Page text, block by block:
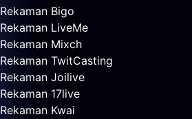
Rekaman Bigo
Rekaman LiveMe
Rekaman Mixch
Rekaman TwitCasting
Rekaman Joilive
Rekaman 17live
Rekaman Kwai